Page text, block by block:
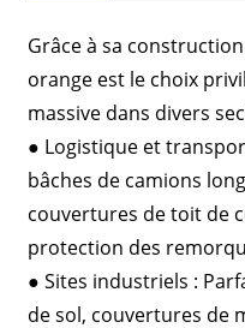
Grâce à sa
orange est le choix
massive dans divers
● Logistique et
bâches de camions
couvertures de toit de
protection des
● Sites industriels :
de sol, couvertures de